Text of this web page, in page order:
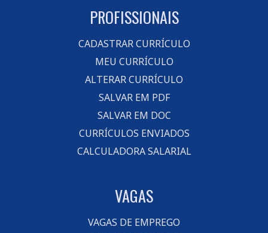
PROFISSIONAIS
CADASTRAR CURRÍCULO
MEU CURRÍCULO
ALTERAR CURRÍCULO
SALVAR EM PDF
SALVAR EM DOC
CURRÍCULOS ENVIADOS
CALCULADORA SALARIAL
VAGAS
VAGAS DE EMPREGO